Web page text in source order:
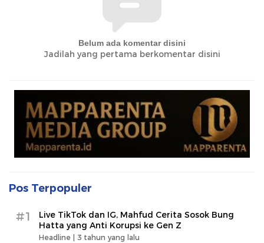
Belum ada komentar disini
Jadilah yang pertama berkomentar disini
Pos Terpopuler
#1
Live TikTok dan IG, Mahfud Cerita Sosok Bung
Hatta yang Anti Korupsi ke Gen Z
Headline | 3 tahun yang lalu